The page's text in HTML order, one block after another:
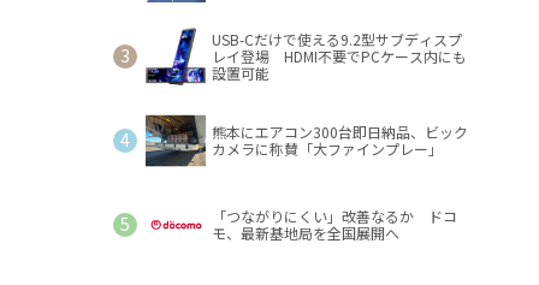
USB-Cだけで使える9.2型サブディスプ
レイ登場 HDMI不要でPCケース内にも
設置可能
熊本にエアコン300台即日納品、ビック
カメラに称賛「大ファインプレー」
「つながりにくい」改善なるか ドコ
モ、最新基地局を全国展開へ